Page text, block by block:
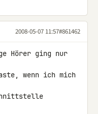
2008-05-07 11:57#861462
Hörer ging nur
wenn ich mich